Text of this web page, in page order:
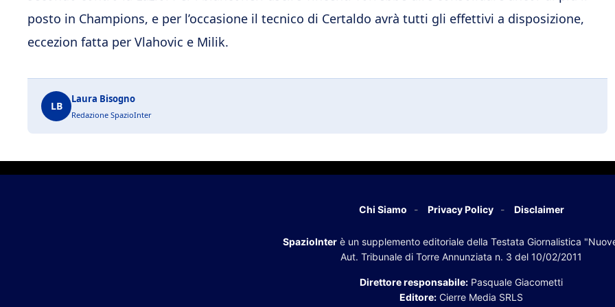
posto in Champions, e per l’occasione il tecnico di Certaldo avrà tutti gli effettivi a disposizione,
eccezion fatta per Vlahovic e Milik.
LB
Laura Bisogno
Redazione SpazioInter
Chi Siamo Privacy Policy Disclaimer
SpazioInterè un supplemento editoriale della Testata Giornalistica
Aut. Tribunale di Torre Annunziata n. 3 del 10/02/2011
Direttore responsabile: Pasquale Giacometti
Editore: Cierre Media SRLS